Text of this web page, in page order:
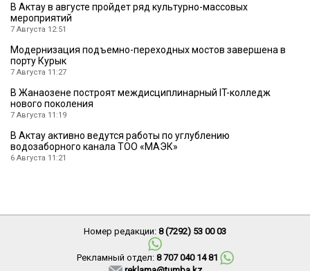
В Актау в августе пройдет ряд культурно-массовых
мероприятий
7 Августа 12:51
Модернизация подъемно-переходных мостов завершена в
порту Курык
7 Августа 11:27
В Жанаозене построят междисциплинарный IT-колледж
нового поколения
7 Августа 11:19
В Актау активно ведутся работы по углублению
водозаборного канала ТОО «МАЭК»
6 Августа 11:21
Номер редакции: 8 (7292) 53 00 03
Рекламный отдел: 8 707 040 14 81